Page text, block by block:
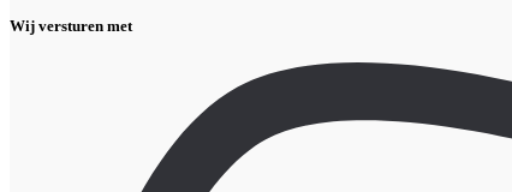
Wij versturen met